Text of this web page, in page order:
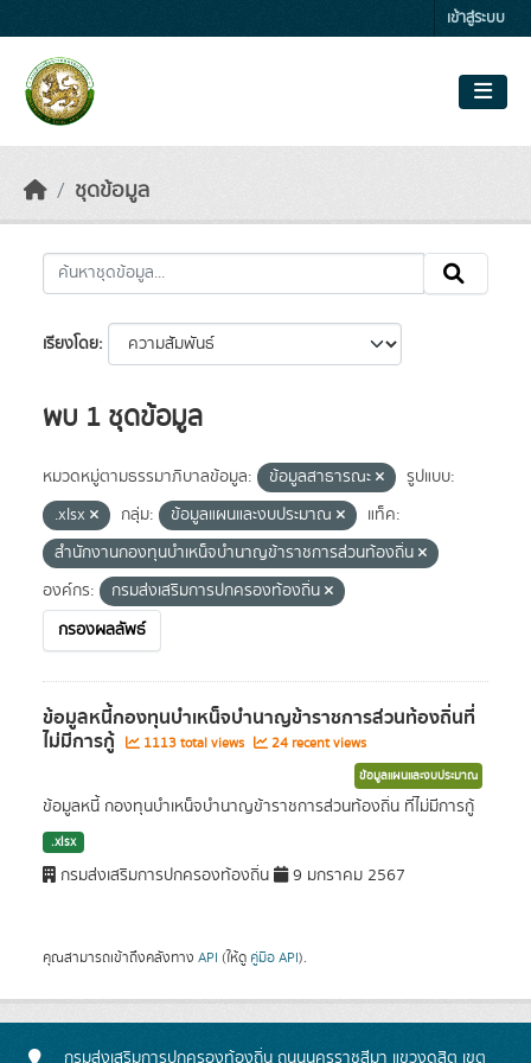
เข้าสู่ระบบ
ชุดข้อมูล
เรียงโดย
พบ 1 ชุดข้อมูล
หมวดหมู่ตามธรรมาภิบาลข้อมูล: ข้อมูลสาธารณะ
รูปแบบ:
.xlsx
กลุ่ม: ข้อมูลแผนและงบประมาณ
แท็ค:
สำนักงานกองทุนบำเหน็จบำนาญข้าราชการส่วนท้องถิ่น
องค์กร:
กรมส่งเสริมการปกครองท้องถิ่น
กรองผลลัพธ์
ข้อมูลหนี้กองทุนบำเหน็จบำนาญข้าราชการส่วนท้องถิ่นที่
ไม่มีการกู้ 1113 total views 24 recent views
ข้อมูลแผนและงบประมาณ
ข้อมูลหนี้ กองทุนบำเหน็จบำนาญข้าราชการส่วนท้องถิ่น ที่ไม่มีการกู้
.xlsx
กรมส่งเสริมการปกครองท้องถิ่น 9 มกราคม 2567
คุณสามารถเข้าถึงคลังทาง API (ให้ดู คู่มือ API).
กรมส่งเสริมการปกครองท้องถิ่น ถนนนครราชสีมา แขวงดุสิต เขต